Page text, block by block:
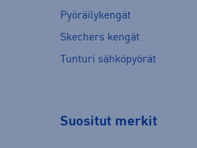
Pyöräilykengät
Skechers kengät
Tunturi sähköpyörät
Suositut merkit